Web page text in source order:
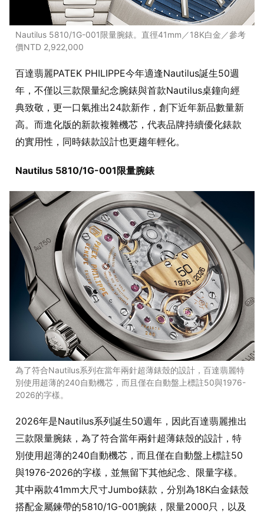
Nautilus 5810/1G-001限量腕錶。直徑41mm／18K白金／參考
價NTD 2,922,000
百達翡麗PATEK PHILIPPE今年適逢Nautilus誕生50週
年，不僅以三款限量紀念腕錶與首款Nautilus桌鐘向經
典致敬，更一口氣推出24款新作，創下近年新品數量新
高。而進化版的新款複雜機芯，代表品牌持續優化錶款
的實用性，同時錶款設計也更趨年輕化。
Nautilus 5810/1G-001限量腕錶
為了符合Nautilus系列在當年兩針超薄錶殼的設計，百達翡麗特
別使用超薄的240自動機芯，而且僅在自動盤上標註50與1976-
2026的字樣。
2026年是Nautilus系列誕生50週年，因此百達翡麗推出
三款限量腕錶，為了符合當年兩針超薄錶殼的設計，特
別使用超薄的240自動機芯，而且僅在自動盤上標註50
與1976-2026的字樣，並無留下其他紀念、限量字樣。
其中兩款41mm大尺寸Jumbo錶款，分別為18K白金錶殼
搭配金屬鍊帶的5810/1G-001腕錶，限量2000只，以及